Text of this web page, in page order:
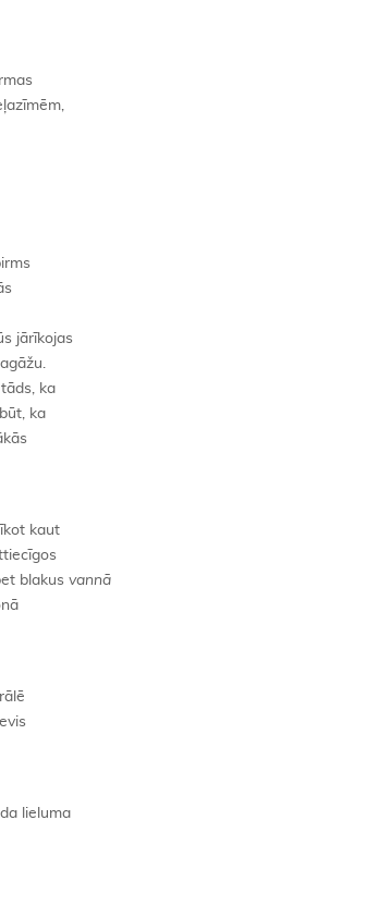
jārīkojas
ka
ka
kaut
blakus vannā
lieluma